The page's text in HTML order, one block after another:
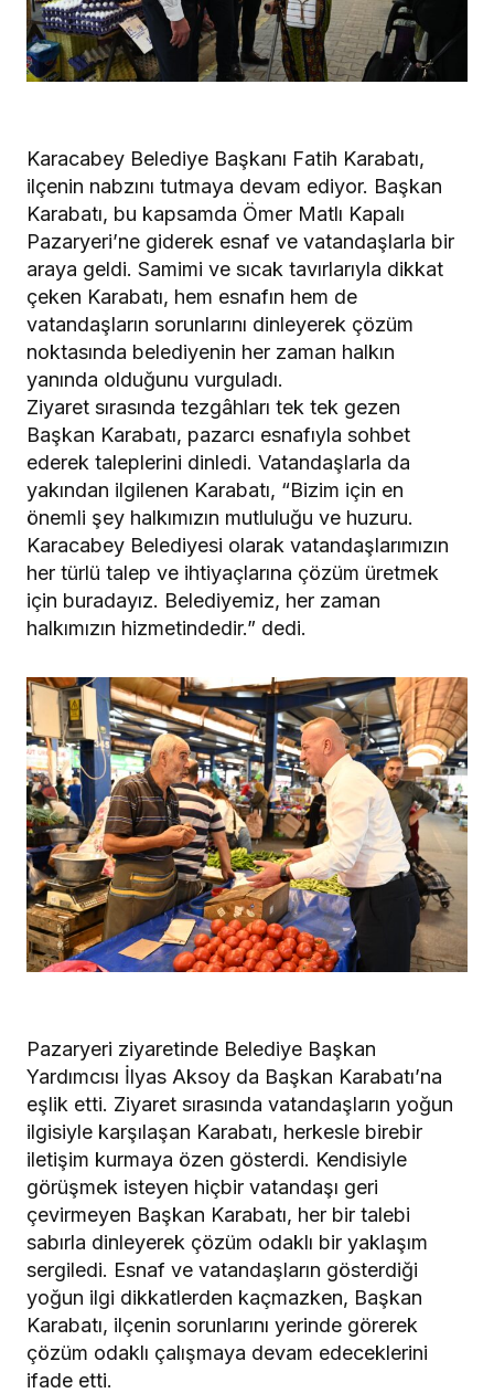
Karacabey Belediye Başkanı Fatih Karabatı,
ilçenin nabzını tutmaya devam ediyor. Başkan
Karabatı, bu kapsamda Ömer Matlı Kapalı
Pazaryeri’ne giderek esnaf ve vatandaşlarla bir
araya geldi. Samimi ve sıcak tavırlarıyla dikkat
çeken Karabatı, hem esnafın hem de
vatandaşların sorunlarını dinleyerek çözüm
noktasında belediyenin her zaman halkın
yanında olduğunu vurguladı.
Ziyaret sırasında tezgâhları tek tek gezen
Başkan Karabatı, pazarcı esnafıyla sohbet
ederek taleplerini dinledi. Vatandaşlarla da
yakından ilgilenen Karabatı, “Bizim için en
önemli şey halkımızın mutluluğu ve huzuru.
Karacabey Belediyesi olarak vatandaşlarımızın
her türlü talep ve ihtiyaçlarına çözüm üretmek
için buradayız. Belediyemiz, her zaman
halkımızın hizmetindedir.” dedi.
Pazaryeri ziyaretinde Belediye Başkan
Yardımcısı İlyas Aksoy da Başkan Karabatı’na
eşlik etti. Ziyaret sırasında vatandaşların yoğun
ilgisiyle karşılaşan Karabatı, herkesle birebir
iletişim kurmaya özen gösterdi. Kendisiyle
görüşmek isteyen hiçbir vatandaşı geri
çevirmeyen Başkan Karabatı, her bir talebi
sabırla dinleyerek çözüm odaklı bir yaklaşım
sergiledi. Esnaf ve vatandaşların gösterdiği
yoğun ilgi dikkatlerden kaçmazken, Başkan
Karabatı, ilçenin sorunlarını yerinde görerek
çözüm odaklı çalışmaya devam edeceklerini
ifade etti.